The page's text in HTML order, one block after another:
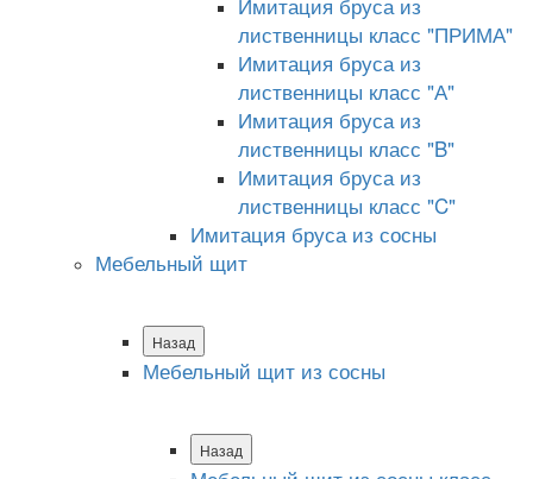
лиственницы класс "ПРИМА"
Имитация бруса из
лиственницы класс "А"
Имитация бруса из
лиственницы класс "B"
Имитация бруса из
лиственницы класс "C"
Имитация бруса из сосны
Мебельный щит
Назад
Мебельный щит из сосны
Назад